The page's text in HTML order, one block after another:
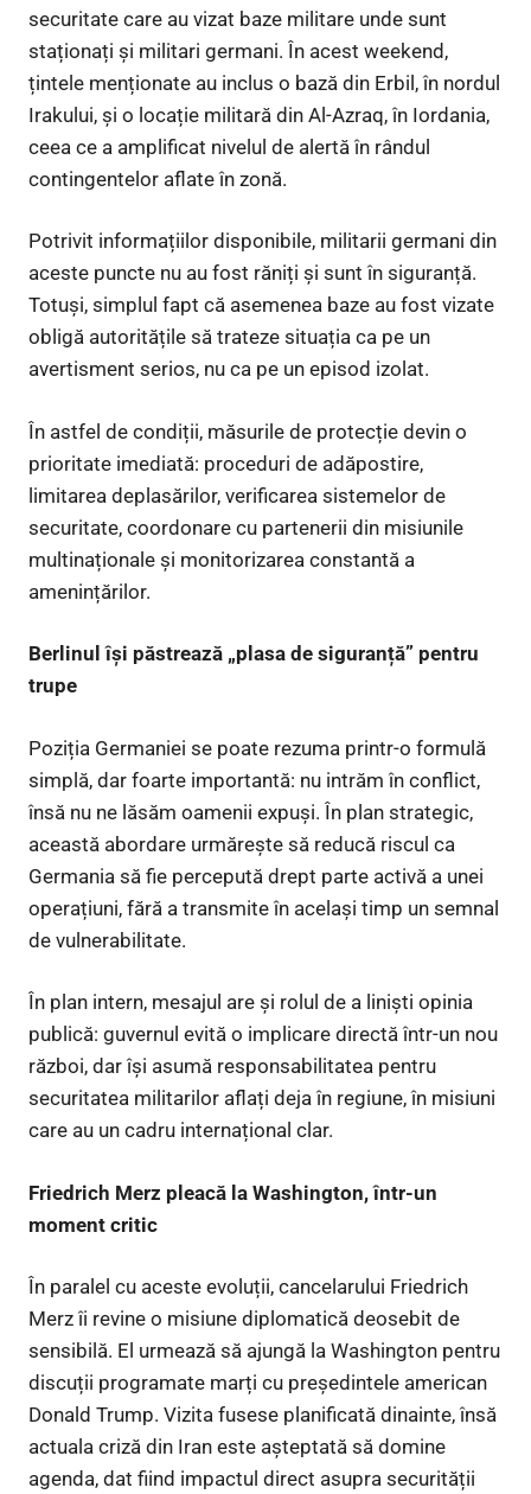
securitate care au vizat baze militare unde sunt
staționați și militari germani. În acest weekend,
țintele menționate au inclus o bază din Erbil, în nordul
Irakului, și o locație militară din Al-Azraq, în Iordania,
ceea ce a amplificat nivelul de alertă în rândul
contingentelor aflate în zonă.
Potrivit informațiilor disponibile, militarii germani din
aceste puncte nu au fost răniți și sunt în siguranță.
Totuși, simplul fapt că asemenea baze au fost vizate
obligă autoritățile să trateze situația ca pe un
avertisment serios, nu ca pe un episod izolat.
În astfel de condiții, măsurile de protecție devin o
prioritate imediată: proceduri de adăpostire,
limitarea deplasărilor, verificarea sistemelor de
securitate, coordonare cu partenerii din misiunile
multinaționale și monitorizarea constantă a
amenințărilor.
Berlinul își păstrează „plasa de siguranță” pentru
trupe
Poziția Germaniei se poate rezuma printr-o formulă
simplă, dar foarte importantă: nu intrăm în conflict,
însă nu ne lăsăm oamenii expuși. În plan strategic,
această abordare urmărește să reducă riscul ca
Germania să fie percepută drept parte activă a unei
operațiuni, fără a transmite în același timp un semnal
de vulnerabilitate.
În plan intern, mesajul are și rolul de a liniști opinia
publică: guvernul evită o implicare directă într-un nou
război, dar își asumă responsabilitatea pentru
securitatea militarilor aflați deja în regiune, în misiuni
care au un cadru internațional clar.
Friedrich Merz pleacă la Washington, într-un
moment critic
În paralel cu aceste evoluții, cancelarului Friedrich
Merz îi revine o misiune diplomatică deosebit de
sensibilă. El urmează să ajungă la Washington pentru
discuții programate marți cu președintele american
Donald Trump. Vizita fusese planificată dinainte, însă
actuala criză din Iran este așteptată să domine
agenda, dat fiind impactul direct asupra securității